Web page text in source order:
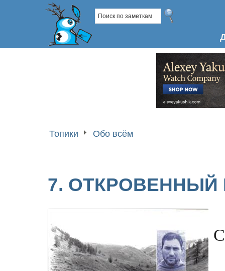
Топики Обо всём
7. ОТКРОВЕННЫЙ